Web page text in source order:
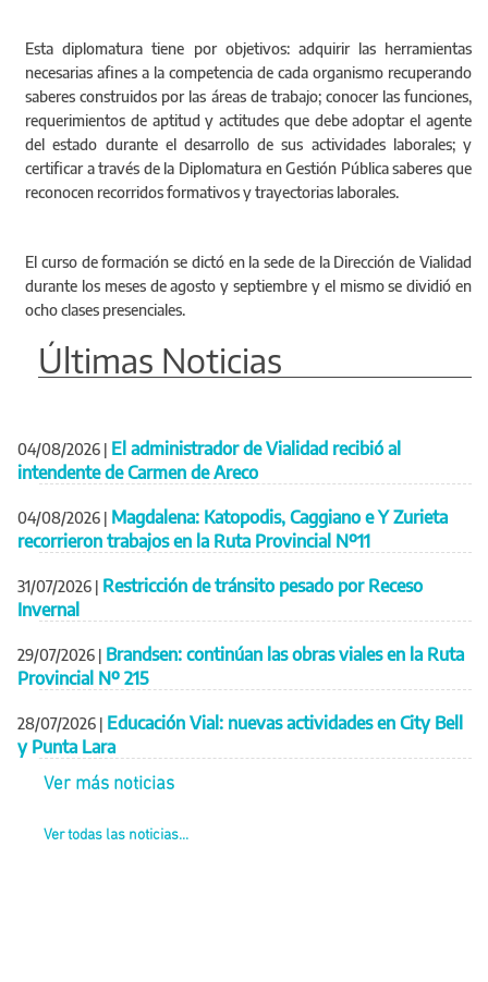
Esta diplomatura tiene por objetivos: adquirir las herramientas
necesarias afines a la competencia de cada organismo recuperando
saberes construidos por las áreas de trabajo; conocer las funciones,
requerimientos de aptitud y actitudes que debe adoptar el agente
del estado durante el desarrollo de sus actividades laborales; y
certificar a través de la Diplomatura en Gestión Pública saberes que
reconocen recorridos formativos y trayectorias laborales.
El curso de formación se dictó en la sede de la Dirección de Vialidad
durante los meses de agosto y septiembre y el mismo se dividió en
ocho clases presenciales.
Últimas Noticias
04/08/2026 | El administrador de Vialidad recibió al
intendente de Carmen de Areco
04/08/2026 | Magdalena: Katopodis, Caggiano e Y Zurieta
recorrieron trabajos en la Ruta Provincial Nº11
31/07/2026 | Restricción de tránsito pesado por Receso
Invernal
29/07/2026 | Brandsen: continúan las obras viales en la Ruta
Provincial Nº 215
28/07/2026 | Educación Vial: nuevas actividades en City Bell
y Punta Lara
Ver más noticias
Ver todas las noticias...